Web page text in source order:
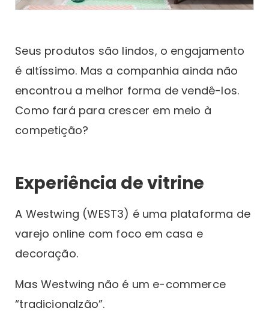
Seus produtos são lindos, o engajamento
é altíssimo. Mas a companhia ainda não
encontrou a melhor forma de vendê-los.
Como fará para crescer em meio à
competição?
Experiência de vitrine
A Westwing (WEST3) é uma plataforma de
varejo online com foco em casa e
decoração.
Mas Westwing não é um e-commerce
“tradicionalzão”.